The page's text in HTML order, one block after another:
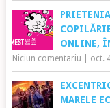
ONLINE,
Niciun comentariu oct.
MARELE